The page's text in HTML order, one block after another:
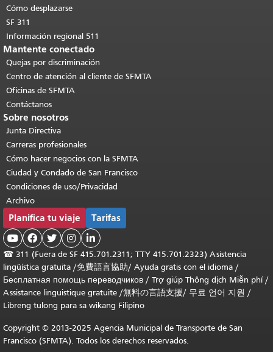
Cómo desplazarse
SF 311
Información regional 511
Mantente conectado
Quejas por discriminación
Centro de atención al cliente de SFMTA
Oficinas de SFMTA
Contáctanos
Sobre nosotros
Junta Directiva
Carreras profesionales
Cómo hacer negocios con la SFMTA
Ciudad y Condado de San Francisco
Condiciones de uso/Privacidad
Archivo
Planifica tu viaje Tarifas
    
☎ 311 (Fuera de SF 415.701.2311; TTY 415.701.2323) Asistencia
lingüística gratuita /免費語言協助/ Ayuda gratis con el idioma /
Бесплатная помощь переводчиков / Trợ giúp Thông dịch Miễn phí/
Assistance linguistique gratuite /無料の言語支援/ 무료 언어 지원 /
Libreng tulong para sa wikang Filipino
Copyright © 2013-2025 Agencia Municipal de Transporte de San
Francisco (SFMTA). Todos los derechos reservados.